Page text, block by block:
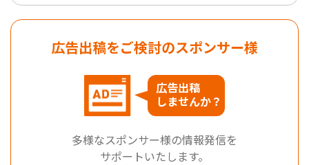
広告出稿をご検討のスポンサー様
広告出稿
しませんか？
多様なスポンサー様の情報発信を
サポートいたします。